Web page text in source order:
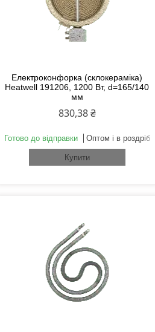
Електроконфорка (склокераміка)
Heatwell 191206, 1200 Вт, d=165/140
мм
830,38 ₴
Готово до відправки Оптом і в роздріб
Купити